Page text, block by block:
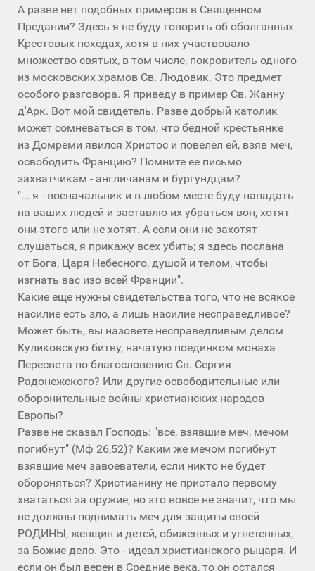
А разве нет подобных примеров в Священном
Предании? Здесь я не буду говорить об оболганных
Крестовых походах, хотя в них участвовало
множество святых, в том числе, покровитель одного
из московских храмов Св. Людовик. Это предмет
особого разговора. Я приведу в пример Св. Жанну
д'Арк. Вот мой свидетель. Разве добрый католик
может сомневаться в том, что бедной крестьянке
из Домреми явился Христос и повелел ей, взяв меч,
освободить Францию? Помните ее письмо
захватчикам - англичанам и бургундцам?
"... я - военачальник и в любом месте буду нападать
на ваших людей и заставлю их убраться вон, хотят
они зтого или не хотят. А если они не захотят
слушаться, я прикажу всех убить; я здесь послана
от Бога, Царя Небесного, душой и телом, чтобы
изгнать вас изо всей Франции".
Какие еще нужны свидетельства того, что не всякое
насилие есть зло, а лишь насилие несправедливое?
Может быть, вы назовете несправедливым делом
Куликовскую битву, начатую поединком монаха
Пересвета по благословению Св. Сергия
Радонежского? Или другие освободительные или
оборонительные войны христианских народов
Европы?
Разве не сказал Господь: "все, взявшие меч, мечом
погибнут" (Мф 26,52)? Каким же мечом погибнут
взявшие меч завоеватели, если никто не будет
обороняться? Христианину не пристало первому
хвататься за оружие, но зто вовсе не значит, что мы
не должны поднимать меч для защиты своей
РОДИНЫ, женщин и детей, обиженных и угнетенных,
за Божие дело. Это - идеал христианского рыцаря. И
если он был верен в Средние века, то он остался